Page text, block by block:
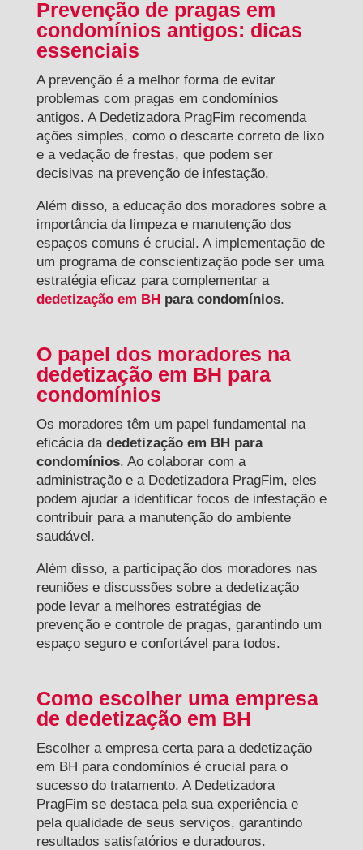
Prevenção de pragas em
condomínios antigos: dicas
essenciais
A prevenção é a melhor forma de evitar
problemas com pragas em condomínios
antigos. A Dedetizadora PragFim recomenda
ações simples, como o descarte correto de lixo
e a vedação de frestas, que podem ser
decisivas na prevenção de infestação.
Além disso, a educação dos moradores sobre a
importância da limpeza e manutenção dos
espaços comuns é crucial. A implementação de
um programa de conscientização pode ser uma
estratégia eficaz para complementar a
dedetização em BHpara condomínios.
O papel dos moradores na
dedetização em BH para
condomínios
Os moradores têm um papel fundamental na
eficácia da dedetização em BH para
condomínios. Ao colaborar com a
administração e a Dedetizadora PragFim, eles
podem ajudar a identificar focos de infestação e
contribuir para a manutenção do ambiente
saudável.
Além disso, a participação dos moradores nas
reuniões e discussões sobre a dedetização
pode levar a melhores estratégias de
prevenção e controle de pragas, garantindo um
espaço seguro e confortável para todos.
Como escolher uma empresa
de dedetização em BH
Escolher a empresa certa para a dedetização
em BH para condomínios é crucial para o
sucesso do tratamento. A Dedetizadora
PragFim se destaca pela sua experiência e
pela qualidade de seus serviços, garantindo
resultados satisfatórios e duradouros.